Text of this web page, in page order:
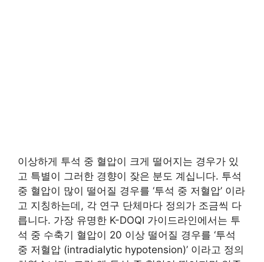
이상하게 투석 중 혈압이 크게 떨어지는 경우가 있
고 특별이 그러한 경향이 잦은 분도 계십니다. 투석
중 혈압이 많이 떨어질 경우를 ‘투석 중 저혈압’ 이라
고 지칭하는데, 각 연구 단체마다 정의가 조금씩 다
릅니다. 가장 유명한 K-DOQI 가이드라인에서는 투
석 중 수축기 혈압이 20 이상 떨어질 경우를 ‘투석
중 저혈압 (intradialytic hypotension)’ 이라고 정의